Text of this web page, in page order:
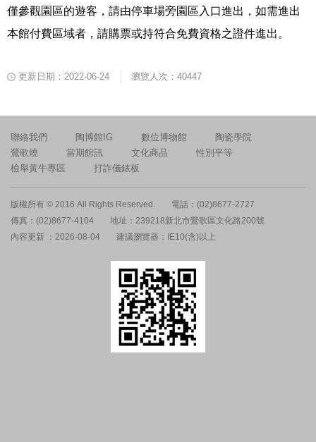
僅參觀園區的遊客，請由停車場旁園區入口進出，如需進出
本館付費區域者，請購票或持符合免費資格之證件進出。
更新日期：2022-06-24 瀏覽人次：40447
聯絡我們 陶博館IG 數位博物館
陶瓷學院
鶯歌燒
當期館訊 文化商品
性別平等
檢舉黃牛專區
打詐儀錶板
版權所有 © 2016 All Rights Reserved.
電話：(02)8677-2727
傳真：(02)8677-4104
地址：239218新北市鶯歌區文化路200號
內容更新 ：2026-08-04
建議瀏覽器：IE10(含)以上